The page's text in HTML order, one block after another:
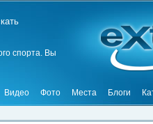
спорта. Вы
Видео Фото Места Блоги